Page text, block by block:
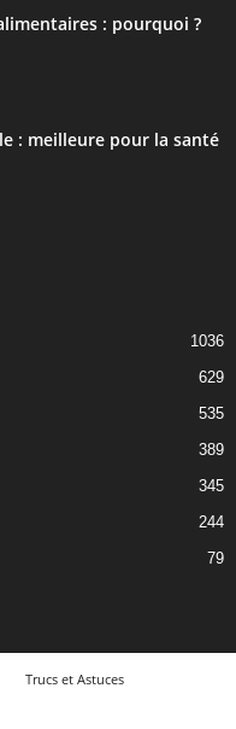
: pourquoi ?
: meilleure pour la santé
1036
629
535
389
345
244
79
Trucs et Astuces